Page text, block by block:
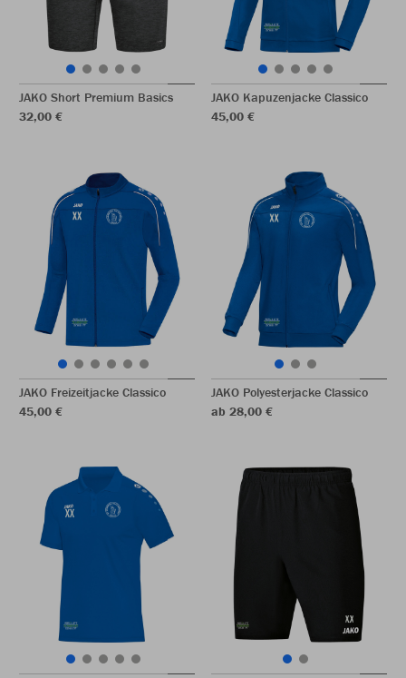
JAKO Short Premium Basics
32,00 €
JAKO Kapuzenjacke Classico
45,00 €
JAKO Freizeitjacke Classico
45,00 €
JAKO Polyesterjacke Classico
ab 28,00 €